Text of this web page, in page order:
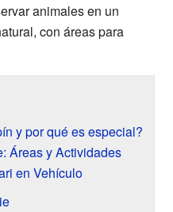
animales en un
con áreas para
y por qué es especial?
Áreas y Actividades
en Vehículo